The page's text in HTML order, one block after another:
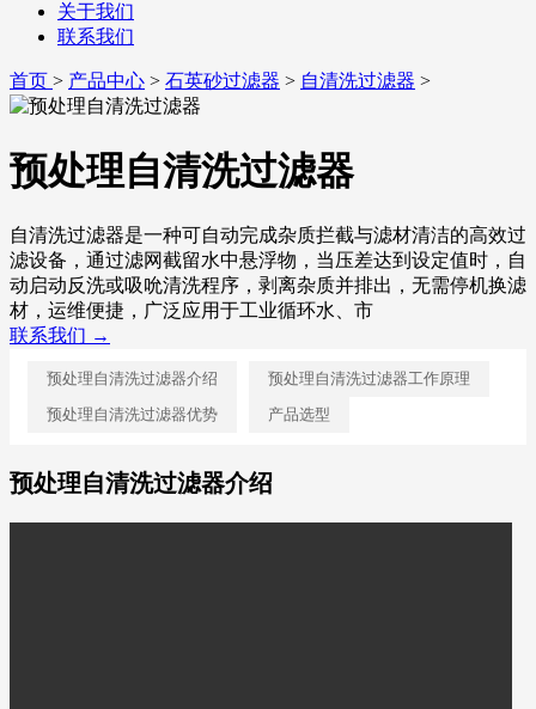
关于我们
联系我们
首页 > 产品中心 > 石英砂过滤器 > 自清洗过滤器 >
预处理自清洗过滤器
自清洗过滤器是一种可自动完成杂质拦截与滤材清洁的高效过
滤设备，通过滤网截留水中悬浮物，当压差达到设定值时，自
动启动反洗或吸吮清洗程序，剥离杂质并排出，无需停机换滤
材，运维便捷，广泛应用于工业循环水、市
联系我们 →
预处理自清洗过滤器介绍
预处理自清洗过滤器工作原理
预处理自清洗过滤器优势
产品选型
预处理自清洗过滤器介绍